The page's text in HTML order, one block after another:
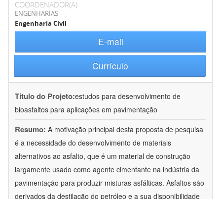
COORDENADOR(A)
ENGENHARIAS
Engenharia Civil
E-mail
Currículo
Título do Projeto:estudos para desenvolvimento de
bioasfaltos para aplicações em pavimentação
Resumo: A motivação principal desta proposta de pesquisa
é a necessidade do desenvolvimento de materiais
alternativos ao asfalto, que é um material de construção
largamente usado como agente cimentante na indústria da
pavimentação para produzir misturas asfálticas. Asfaltos são
derivados da destilação do petróleo e a sua disponibilidade